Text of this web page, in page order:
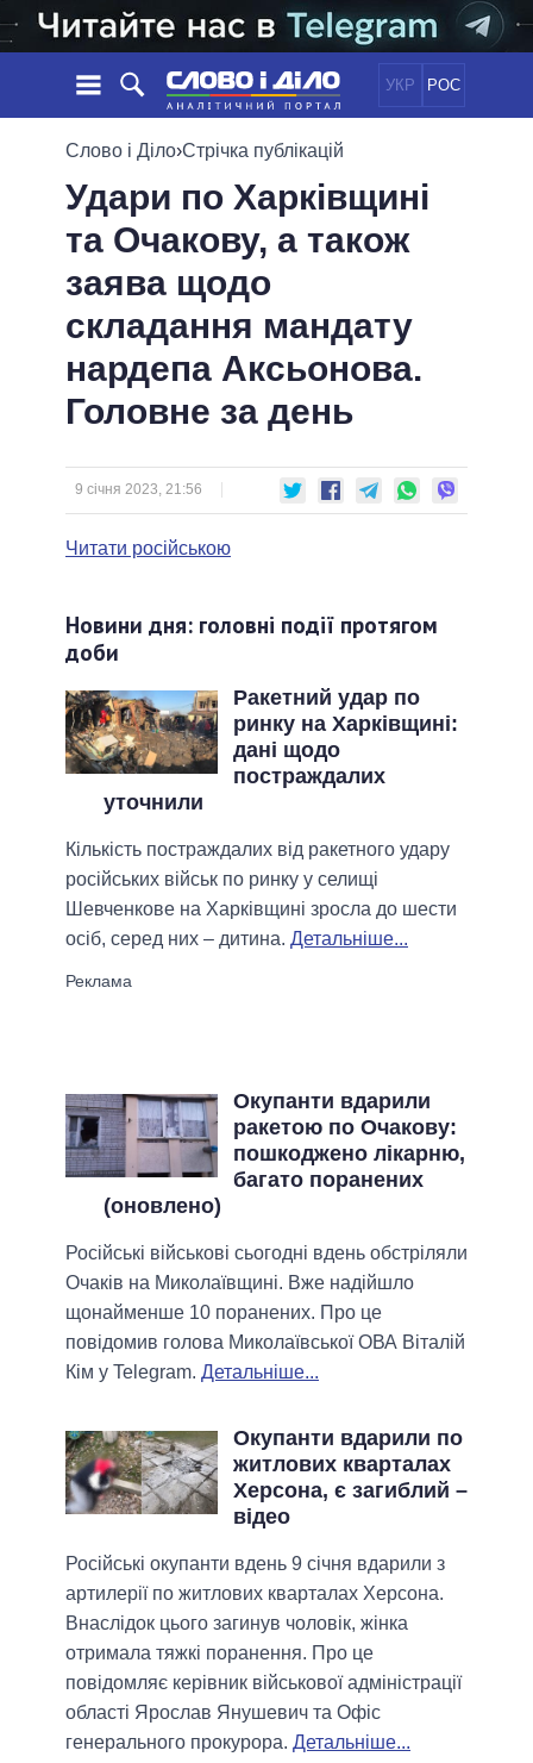
УКР РОС
НОВИНИ
СТРІЧКА
ПОДІЇ
СТАТТІ
ОГЛЯДИ
ДАЙДЖЕСТИ
ПОЛІТИКА
ЕКОНОМІКА
ОБIЦЯНКИ
ПОЛIТИКИ
УСІ ПОЛІТИКИ
ПРЕЗИДЕНТ І ОФІС
ВЕРХОВНА РАДА
КАБІНЕТ МІНІСТРІВ
МЕРИ МІСТ
ВСІ ПЕРСОНИ
ІНФОГРАФІКА
ВІДЕО
ПІДТРИМАТИ
ПОРІВНЯННЯ ПОЛІТИКІВ
Слово і Діло›Стрічка публікацій
Удари по Харківщині
та Очакову, а також
заява щодо
складання мандату
нардепа Аксьонова.
Головне за день
9 січня 2023, 21:56
Читати російською
Новини дня: головні події протягом
доби
Ракетний удар по
ринку на Харківщині:
дані щодо
постраждалих
уточнили
Кількість постраждалих від ракетного удару
російських військ по ринку у селищі
Шевченкове на Харківщині зросла до шести
осіб, серед них – дитина. Детальніше...
Окупанти вдарили
ракетою по Очакову:
пошкоджено лікарню,
багато поранених
(оновлено)
Російські військові сьогодні вдень обстріляли
Очаків на Миколаївщині. Вже надійшло
щонайменше 10 поранених. Про це
повідомив голова Миколаївської ОВА Віталій
Кім у Telegram. Детальніше...
Окупанти вдарили по
житлових кварталах
Херсона, є загиблий –
відео
Російські окупанти вдень 9 січня вдарили з
артилерії по житлових кварталах Херсона.
Внаслідок цього загинув чоловік, жінка
отримала тяжкі поранення. Про це
повідомляє керівник військової адміністрації
області Ярослав Янушевич та Офіс
генерального прокурора. Детальніше...